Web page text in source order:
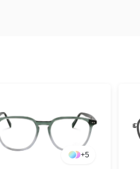
+5